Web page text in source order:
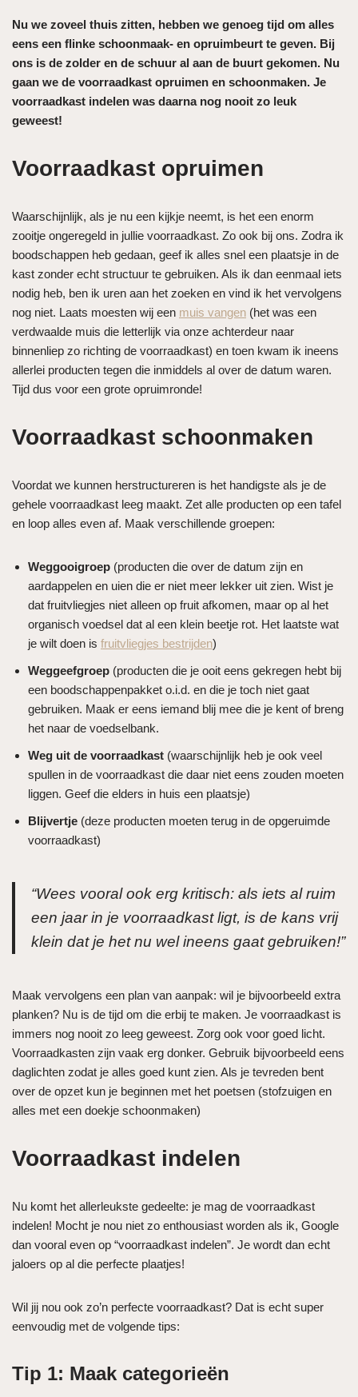
Nu we zoveel thuis zitten, hebben we genoeg tijd om alles
eens een flinke schoonmaak- en opruimbeurt te geven. Bij
ons is de zolder en de schuur al aan de buurt gekomen. Nu
gaan we de voorraadkast opruimen en schoonmaken. Je
voorraadkast indelen was daarna nog nooit zo leuk
geweest!
Voorraadkast opruimen
Waarschijnlijk, als je nu een kijkje neemt, is het een enorm
zooitje ongeregeld in jullie voorraadkast. Zo ook bij ons. Zodra ik
boodschappen heb gedaan, geef ik alles snel een plaatsje in de
kast zonder echt structuur te gebruiken. Als ik dan eenmaal iets
nodig heb, ben ik uren aan het zoeken en vind ik het vervolgens
nog niet. Laats moesten wij een muis vangen (het was een
verdwaalde muis die letterlijk via onze achterdeur naar
binnenliep zo richting de voorraadkast) en toen kwam ik ineens
allerlei producten tegen die inmiddels al over de datum waren.
Tijd dus voor een grote opruimronde!
Voorraadkast schoonmaken
Voordat we kunnen herstructureren is het handigste als je de
gehele voorraadkast leeg maakt. Zet alle producten op een tafel
en loop alles even af. Maak verschillende groepen:
Weggooigroep (producten die over de datum zijn en
aardappelen en uien die er niet meer lekker uit zien. Wist je
dat fruitvliegjes niet alleen op fruit afkomen, maar op al het
organisch voedsel dat al een klein beetje rot. Het laatste wat
je wilt doen is fruitvliegjes bestrijden)
Weggeefgroep (producten die je ooit eens gekregen hebt bij
een boodschappenpakket o.i.d. en die je toch niet gaat
gebruiken. Maak er eens iemand blij mee die je kent of breng
het naar de voedselbank.
Weg uit de voorraadkast (waarschijnlijk heb je ook veel
spullen in de voorraadkast die daar niet eens zouden moeten
liggen. Geef die elders in huis een plaatsje)
Blijvertje (deze producten moeten terug in de opgeruimde
voorraadkast)
“Wees vooral ook erg kritisch: als iets al ruim
een jaar in je voorraadkast ligt, is de kans vrij
klein dat je het nu wel ineens gaat gebruiken!”
Maak vervolgens een plan van aanpak: wil je bijvoorbeeld extra
planken? Nu is de tijd om die erbij te maken. Je voorraadkast is
immers nog nooit zo leeg geweest. Zorg ook voor goed licht.
Voorraadkasten zijn vaak erg donker. Gebruik bijvoorbeeld eens
daglichten zodat je alles goed kunt zien. Als je tevreden bent
over de opzet kun je beginnen met het poetsen (stofzuigen en
alles met een doekje schoonmaken)
Voorraadkast indelen
Nu komt het allerleukste gedeelte: je mag de voorraadkast
indelen! Mocht je nou niet zo enthousiast worden als ik, Google
dan vooral even op “voorraadkast indelen”. Je wordt dan echt
jaloers op al die perfecte plaatjes!
Wil jij nou ook zo’n perfecte voorraadkast? Dat is echt super
eenvoudig met de volgende tips:
Tip 1: Maak categorieën